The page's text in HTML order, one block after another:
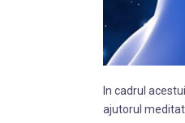
In cadrul
ajutorul